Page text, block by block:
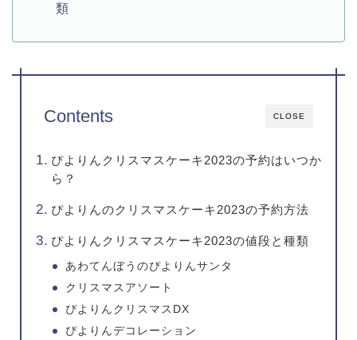
類
CLOSE
Contents
ぴよりんクリスマスケーキ2023の予約はいつか
ら？
ぴよりんのクリスマスケーキ2023の予約方法
ぴよりんクリスマスケーキ2023の値段と種類
あわてんぼうのぴよりんサンタ
クリスマスアソート
ぴよりんクリスマスDX
ぴよりんデコレーション